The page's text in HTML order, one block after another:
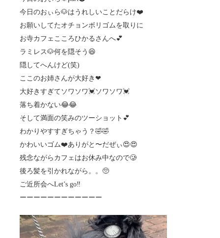
今日のおぃら🐶はうれしいことだらけ❤️
お願いしてたオチョンボリゴムを取りに
お寺カフェこころひかるさんへ💕
ラミレス🐶何を隠そう😆
隠してへんけど(笑)
ここのお姉さんが大好き❤
大好きすぎてソワソワ💓ソワソワ💓
落ち着かない😂😂
そして満面の笑みのツーショット💕
わかりやすすぎちゃう？🤣🤣
かわいいゴム❤️ありがと〜だぜぃ😍😍
残念ながらカフェはお休み中なので🥲
後ろ髪を引かれながら。。🥺
ご近所会へLet’s go‼️
ーーーーーーーーーーーー